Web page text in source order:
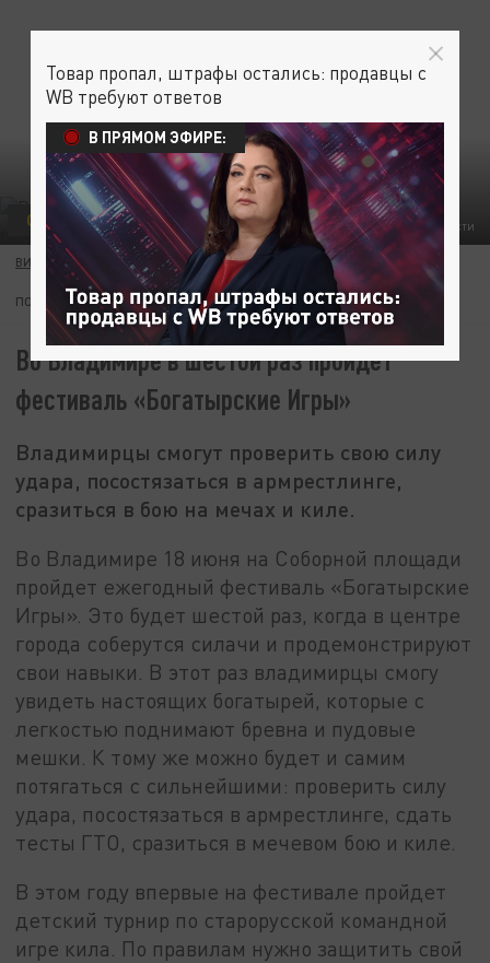
АДМИНИСТРАЦИЯ ВЛАДИМИРСКОЙ ОБЛАСТИ
ОБЩЕСТВО
ВИКТОРИЯ КУЗНЕЦОВА 15 ИЮНЯ 08:01
ПОДПИШИТЕСЬ:
Во Владимире в шестой раз пройдет
фестиваль «Богатырские Игры»
Владимирцы смогут проверить свою силу
удара, посостязаться в армрестлинге,
сразиться в бою на мечах и киле.
Во Владимире 18 июня на Соборной площади
пройдет ежегодный фестиваль «Богатырские
Игры». Это будет шестой раз, когда в центре
города соберутся силачи и продемонстрируют
свои навыки. В этот раз владимирцы смогу
увидеть настоящих богатырей, которые с
легкостью поднимают бревна и пудовые
мешки. К тому же можно будет и самим
потягаться с сильнейшими: проверить силу
удара, посостязаться в армрестлинге, сдать
тесты ГТО, сразиться в мечевом бою и киле.
В этом году впервые на фестивале пройдет
детский турнир по старорусской командной
игре кила. По правилам нужно защитить свой
Товар пропал, штрафы остались: продавцы с
WB требуют ответов
В ПРЯМОМ ЭФИРЕ: